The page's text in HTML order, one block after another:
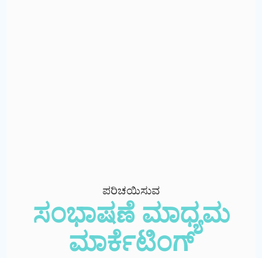
ಪರಿಚಯಿಸುವ
ಸಂಭಾಷಣೆ ಮಾಧ್ಯಮ
ಮಾರ್ಕೆಟಿಂಗ್